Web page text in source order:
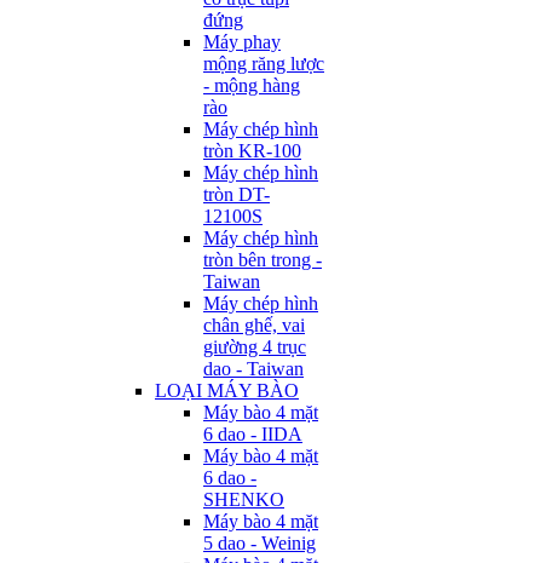
đứng
Máy phay
mộng răng lược
- mộng hàng
rào
Máy chép hình
tròn KR-100
Máy chép hình
tròn DT-
12100S
Máy chép hình
tròn bên trong -
Taiwan
Máy chép hình
chân ghế, vai
giường 4 trục
dao - Taiwan
LOẠI MÁY BÀO
Máy bào 4 mặt
6 dao - IIDA
Máy bào 4 mặt
6 dao -
SHENKO
Máy bào 4 mặt
5 dao - Weinig